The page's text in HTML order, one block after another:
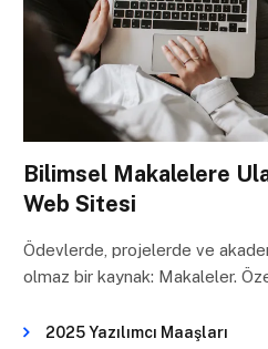
Bilimsel Makalelere
Web Sitesi
Ödevlerde, projelerde ve
olmaz bir kaynak: Makaleler.
2025 Yazılımcı Maaşları